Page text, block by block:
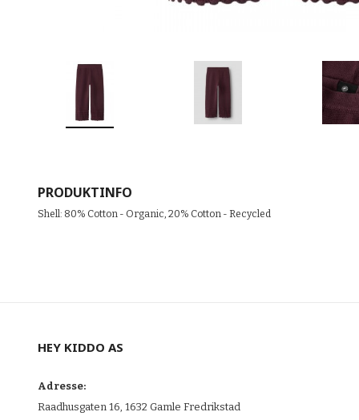
PRODUKTINFO
Shell: 80% Cotton - Organic, 20% Cotton - Recycled
HEY KIDDO AS
Adresse:
Raadhusgaten 16, 1632 Gamle Fredrikstad